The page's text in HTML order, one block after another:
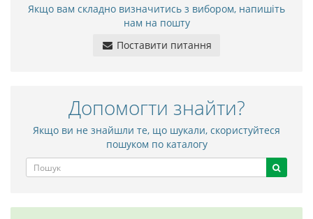
Якщо вам складно визначитись з вибором, напишіть
нам на пошту
Поставити питання
Допомогти знайти?
Якщо ви не знайшли те, що шукали, скористуйтеся
пошуком по каталогу